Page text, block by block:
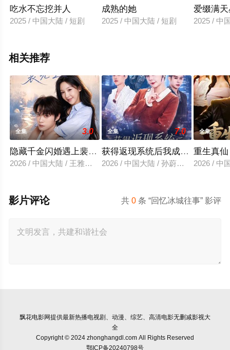
吃水不忘挖并人
2025 / 中国大陆 / 短剧
成熟的她
2025 / 中国大陆 / 短剧
爱缀满
2025 / 中
相关推荐
全集 3.0
隐藏千金闪婚遇上裴先生
2026 / 中国大陆 / 王雅清＆朱城玮
全集 7.0
获得返现系统后我成了万人迷
2026 / 中国大陆 / 孙蔚琳＆魏胜奇
全集
重生真
2026 / 中
共0 条 “回忆冰城往事” 影评
影片评论
飘花电影网提供最新热播电视剧、动漫、综艺、高清电影无删减影视大
全
Copyright © 2024 zhonghangdl.com All Rights Reserved
鄂ICP备20240798号